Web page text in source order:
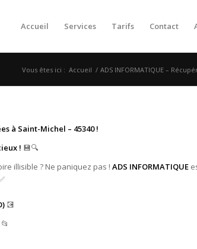
Accueil Services Tarifs Contact
Vous êtes ici : Accueil / ADS INFORMATIQUE –
à Saint-Michel – 45340 !
! 💾🔍
illisible ? Ne paniquez pas ! ADS INFORMATIQUE
💽
📂